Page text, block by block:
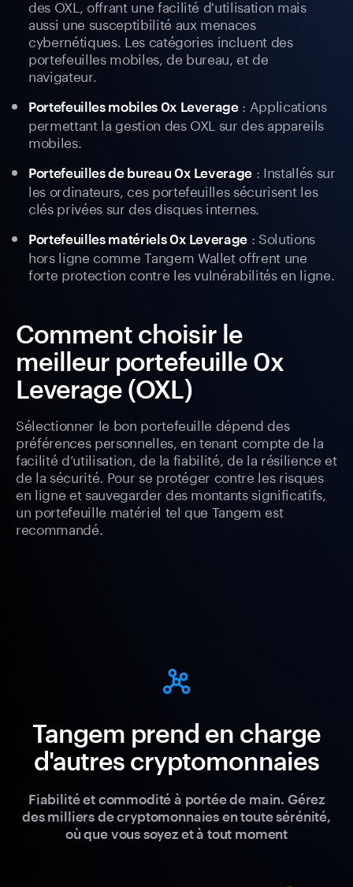
des OXL, offrant une facilité d'utilisation mais
aussi une susceptibilité aux menaces
cybernétiques. Les catégories incluent des
portefeuilles mobiles, de bureau, et de
navigateur.
Portefeuilles mobiles 0x Leverage: Applications
permettant la gestion des OXL sur des appareils
mobiles.
Portefeuilles de bureau 0x Leverage : Installés sur
les ordinateurs, ces portefeuilles sécurisent les
clés privées sur des disques internes.
Portefeuilles matériels 0x Leverage : Solutions
hors ligne comme Tangem Wallet offrent une
forte protection contre les vulnérabilités en ligne.
Comment choisir le
meilleur portefeuille 0x
Leverage (OXL)
Sélectionner le bon portefeuille dépend des
préférences personnelles, en tenant compte de la
facilité d’utilisation, de la fiabilité, de la résilience et
de la sécurité. Pour se protéger contre les risques
en ligne et sauvegarder des montants significatifs,
un portefeuille matériel tel que Tangem est
recommandé.
Tangem prend en charge
d'autres cryptomonnaies
Fiabilité et commodité à portée de main. Gérez
des milliers de cryptomonnaies en toute sérénité,
où que vous soyez et à tout moment